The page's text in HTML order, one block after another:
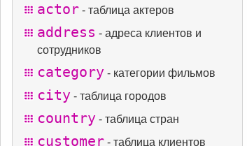
actor - таблица актеров
address - адреса клиентов и
сотрудников
category - категории фильмов
city - таблица городов
country - таблица стран
customer - таблица клиентов